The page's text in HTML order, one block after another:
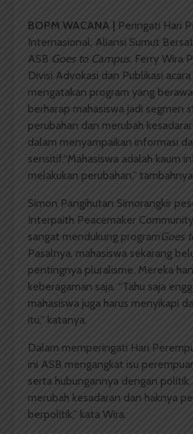
BOPM WACANA |
Peringati Hari
Internasional, Aliansi Sumut
ASB Goes to Campus. Ferry Wira
Divisi Advokasi dan Publikasi
mengatakan program yang
berharap mahasiswa jadi segmen
perubahan dan merubah
dalam menyampaikan informasi
sensitif.“Mahasiswa adalah kaum
melakukan perubahan,”
Simon Pangihutan Simorangkir
Interpaith Peacemaker
sangat mendukung programGoes
Pasalnya, mahasiswa sekarang
pentingnya pluralisme. Mereka
keberagaman saja. “Tahu saja
mahasiswa juga harus menyikapi
itu,” katanya.
Dalam memperingati Hari
ini ASB mengangkat isu
serta hubungannya dengan politik.
merubah kesadaran dan haknya
berpolitik,” kata Wira.